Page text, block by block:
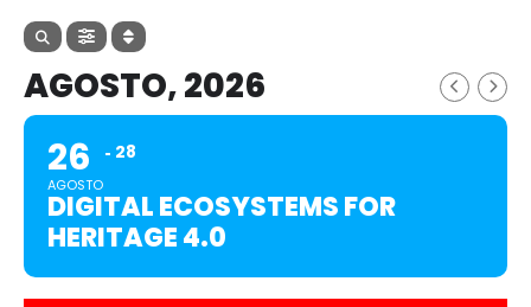
AGOSTO, 2026
26
AGOSTO
28
DIGITAL ECOSYSTEMS FOR
HERITAGE 4.0